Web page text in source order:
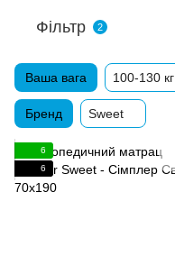
Фільтр 2
Ваша вага 100-130 кг
Бренд Sweet
6
6